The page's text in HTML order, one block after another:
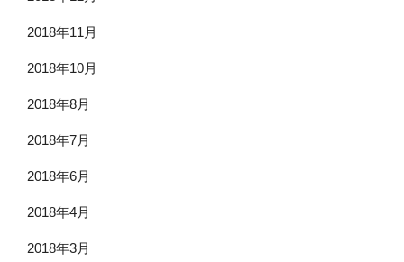
2018年11月
2018年10月
2018年8月
2018年7月
2018年6月
2018年4月
2018年3月